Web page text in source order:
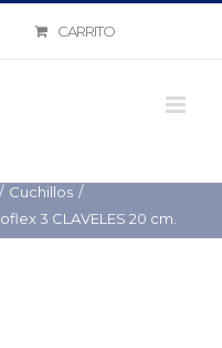
CARRITO
Cuchillos
3 CLAVELES 20 cm.